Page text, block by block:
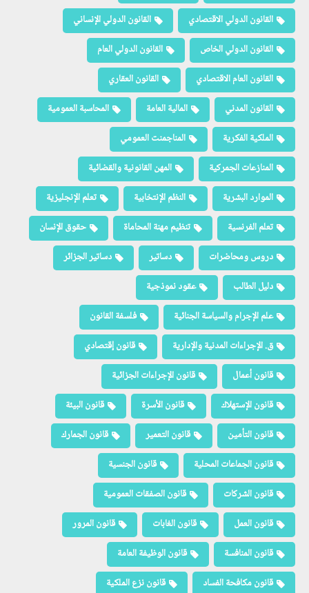
القانون الدولي الاقتصادي
القانون الدولي الإنساني
القانون الدولي الخاص
القانون الدولي العام
القانون العام الاقتصادي
القانون العقاري
القانون المدني
المالية العامة
المحاسبة العمومية
الملكية الفكرية
المناجمنت العمومي
المنازعات الجمركية
المهن القانونية والقضائية
الموارد البشرية
النظم الإنتخابية
تعلم الإنجليزية
تعلم الفرنسية
تنظيم مهنة المحاماة
حقوق الإنسان
دروس ومحاضرات
دساتير
دساتير الجزائر
دليل الطالب
عقود نموذجية
علم الإجرام والسياسة الجنائية
فلسفة القانون
ق. الإجراءات المدنية والإدارية
قانون إقتصادي
قانون أعمال
قانون الإجراءات الجزائية
قانون الإستهلاك
قانون الأسرة
قانون البيئة
قانون التأمين
قانون التعمير
قانون الجمارك
قانون الجماعات المحلية
قانون الجنسية
قانون الشركات
قانون الصفقات العمومية
قانون العمل
قانون الغابات
قانون المرور
قانون المنافسة
قانون الوظيفة العامة
قانون مكافحة الفساد
قانون نزع الملكية